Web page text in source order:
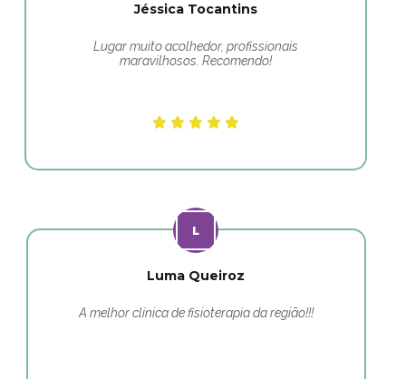
Jéssica Tocantins
Lugar muito acolhedor, profissionais
maravilhosos. Recomendo!
Luma Queiroz
A melhor clínica de fisioterapia da região!!!